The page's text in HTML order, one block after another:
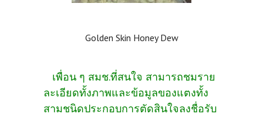
Golden Skin Honey Dew
เพื่อน ๆ สมช.ที่สนใจ สามารถชมราย
ละเอียดทั้งภาพและข้อมูลของแตงทั้ง
สามชนิดประกอบการตัดสินใจลงชื่อรับ